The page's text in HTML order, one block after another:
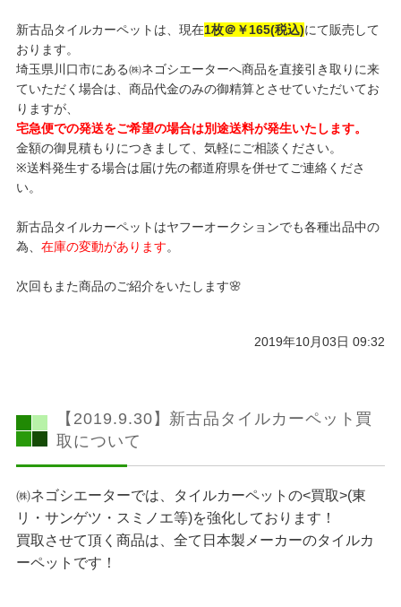
新古品タイルカーペットは、現在1枚＠￥165(税込)にて販売して
おります。
埼玉県川口市にある㈱ネゴシエーターへ商品を直接引き取りに来
ていただく場合は、商品代金のみの御精算とさせていただいてお
りますが、
宅急便での発送をご希望の場合は別途送料が発生いたします。
金額の御見積もりにつきまして、気軽にご相談ください。
※送料発生する場合は届け先の都道府県を併せてご連絡くださ
い。
新古品タイルカーペットはヤフーオークションでも各種出品中の
為、 在庫の変動があります。
次回もまた商品のご紹介をいたします🌸
2019年10月03日 09:32
【2019.9.30】新古品タイルカーペット買
取について
㈱ネゴシエーターでは、タイルカーペットの<買取>(東
リ・サンゲツ・スミノエ等)を強化しております！
買取させて頂く商品は、全て日本製メーカーのタイルカ
ーペットです！